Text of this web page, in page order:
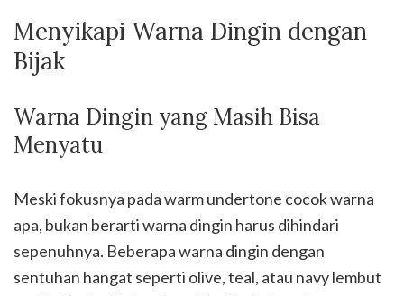
Menyikapi Warna Dingin dengan
Bijak
Warna Dingin yang Masih Bisa
Menyatu
Meski fokusnya pada warm undertone cocok warna
apa, bukan berarti warna dingin harus dihindari
sepenuhnya. Beberapa warna dingin dengan
sentuhan hangat seperti olive, teal, atau navy lembut